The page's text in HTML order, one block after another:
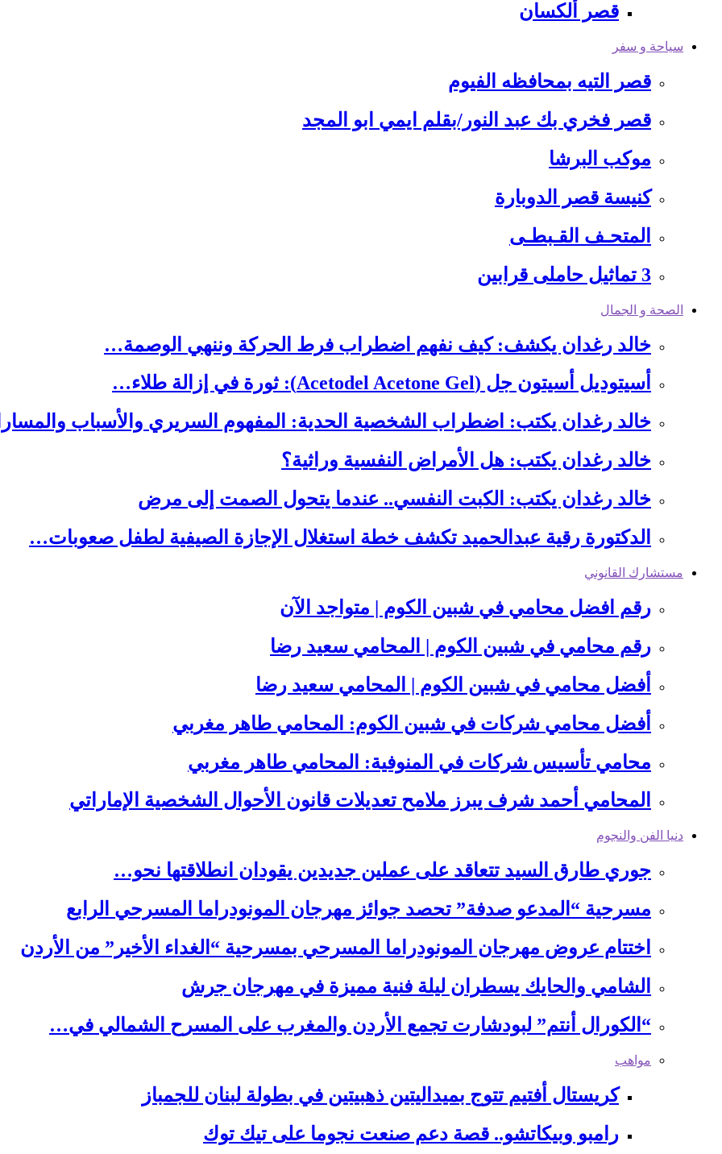
قصر ألكسان
سياحة و سفر
قصر التيه بمحافظه الفيوم
قصر فخري بك عبد النور/بقلم ايمي ابو المجد
موكب البرشا
كنيسة قصر الدوبارة
المتحـف القـبطـى
3 تماثيل حاملى قرابين
الصحة و الجمال
خالد رغدان يكشف: كيف نفهم اضطراب فرط الحركة وننهي الوصمة…
أسيتوديل أسيتون جل (Acetodel Acetone Gel): ثورة في إزالة طلاء…
خالد رغدان يكتب: ​اضطراب الشخصية الحدية: المفهوم السريري والأسباب
خالد رغدان يكتب: هل الأمراض النفسية وراثية؟
خالد رغدان يكتب: الكبت النفسي.. عندما يتحول الصمت إلى مرض
الدكتورة رقية عبدالحميد تكشف خطة استغلال الإجازة الصيفية لطفل صعوبات…
مستشارك القانوني
رقم افضل محامي في شبين الكوم | متواجد الآن
رقم محامي في شبين الكوم | المحامي سعيد رضا
أفضل محامي في شبين الكوم | المحامي سعيد رضا
أفضل محامي شركات في شبين الكوم: المحامي طاهر مغربي
محامي تأسيس شركات في المنوفية: المحامي طاهر مغربي
المحامي أحمد شرف يبرز ملامح تعديلات قانون الأحوال الشخصية الإماراتي
دنيا الفن والنجوم
جوري طارق السيد تتعاقد على عملين جديدين يقودان انطلاقتها نحو…
مسرحية “المدعو صدفة” تحصد جوائز مهرجان المونودراما المسرحي الرابع
اختتام عروض مهرجان المونودراما المسرحي بمسرحية “الغداء الأخير” من الأردن
الشامي والحايك يسطران ليلة فنية مميزة في مهرجان جرش
“الكورال أنتم” لبودشارت تجمع الأردن والمغرب على المسرح الشمالي في…
مواهب
كريستال أفتيم تتوج بميداليتين ذهبيتين في بطولة لبنان للجمباز
رامبو وبيكاتشو.. قصة دعم صنعت نجوما على تيك توك